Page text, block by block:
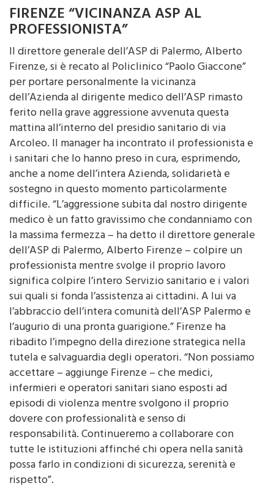
FIRENZE “VICINANZA ASP AL
PROFESSIONISTA”
Il direttore generale dell’ASP di Palermo, Alberto
Firenze, si è recato al Policlinico “Paolo Giaccone”
per portare personalmente la vicinanza
dell’Azienda al dirigente medico dell’ASP rimasto
ferito nella grave aggressione avvenuta questa
mattina all’interno del presidio sanitario di via
Arcoleo. Il manager ha incontrato il professionista e
i sanitari che lo hanno preso in cura, esprimendo,
anche a nome dell’intera Azienda, solidarietà e
sostegno in questo momento particolarmente
difficile. “L’aggressione subita dal nostro dirigente
medico è un fatto gravissimo che condanniamo con
la massima fermezza – ha detto il direttore generale
dell’ASP di Palermo, Alberto Firenze – colpire un
professionista mentre svolge il proprio lavoro
significa colpire l’intero Servizio sanitario e i valori
sui quali si fonda l’assistenza ai cittadini. A lui va
l’abbraccio dell’intera comunità dell’ASP Palermo e
l’augurio di una pronta guarigione.” Firenze ha
ribadito l’impegno della direzione strategica nella
tutela e salvaguardia degli operatori. “Non possiamo
accettare – aggiunge Firenze – che medici,
infermieri e operatori sanitari siano esposti ad
episodi di violenza mentre svolgono il proprio
dovere con professionalità e senso di
responsabilità. Continueremo a collaborare con
tutte le istituzioni affinché chi opera nella sanità
possa farlo in condizioni di sicurezza, serenità e
rispetto”.